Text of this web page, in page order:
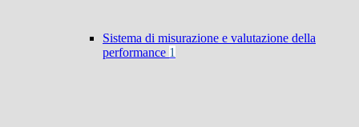
Sistema di misurazione e valutazione della
performance 1